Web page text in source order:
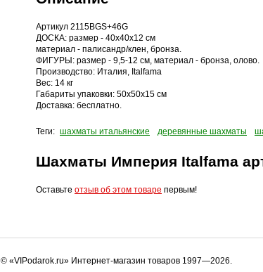
Артикул 2115BGS+46G
ДОСКА: размер - 40x40x12 см
материал - палисандр/клен, бронза.
ФИГУРЫ: размер - 9,5-12 см, материал - бронза, олово.
Производство: Италия, Italfama
Вес: 14 кг
Габариты упаковки: 50х50х15 см
Доставка: бесплатно.
Теги: шахматы итальянские деревянные шахматы
Шахматы Империя Italfama
Оставьте отзыв об этом товаре первым!
© «VIPodarok.ru» Интернет-магазин товаров 1997—2026.